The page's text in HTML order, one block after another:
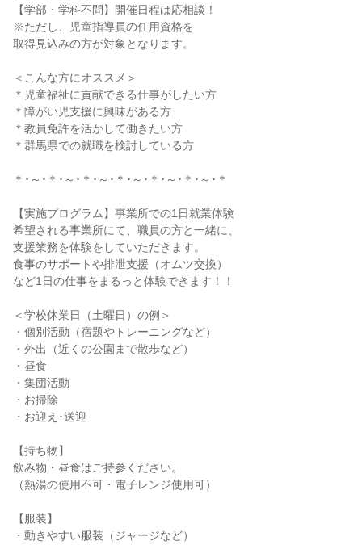
【学部・学科不問】開催日程は応相談！
※ただし、児童指導員の任用資格を
取得見込みの方が対象となります。
＜こんな方にオススメ＞
＊児童福祉に貢献できる仕事がしたい方
＊障がい児支援に興味がある方
＊教員免許を活かして働きたい方
＊群馬県での就職を検討している方
＊･～･＊･～･＊･～･＊･～･＊･～･＊･～･＊
【実施プログラム】事業所での1日就業体験
希望される事業所にて、職員の方と一緒に、
支援業務を体験をしていただきます。
食事のサポートや排泄支援（オムツ交換）
など1日の仕事をまるっと体験できます！！
＜学校休業日（土曜日）の例＞
・個別活動（宿題やトレーニングなど）
・外出（近くの公園まで散歩など）
・昼食
・集団活動
・お掃除
・お迎え･送迎
【持ち物】
飲み物・昼食はご持参ください。
（熱湯の使用不可・電子レンジ使用可）
【服装】
・動きやすい服装（ジャージなど）